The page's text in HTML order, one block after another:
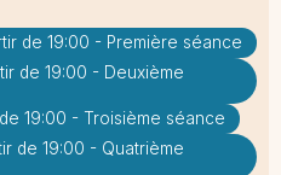
de 19:00 - Première séance
de 19:00 - Deuxième
19:00 - Troisième séance
de 19:00 - Quatrième